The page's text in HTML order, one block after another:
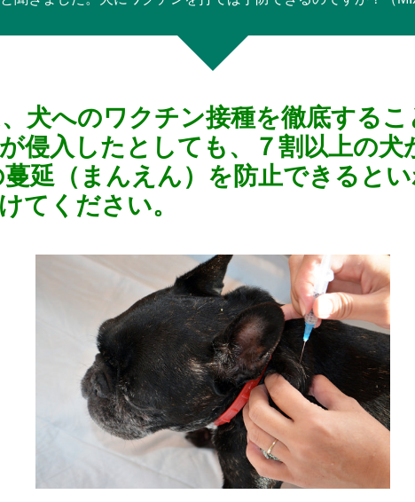
犬へのワクチン接種を徹底するこ
侵入したとしても、７割以上の犬
延（まんえん）を防止できると
てください。